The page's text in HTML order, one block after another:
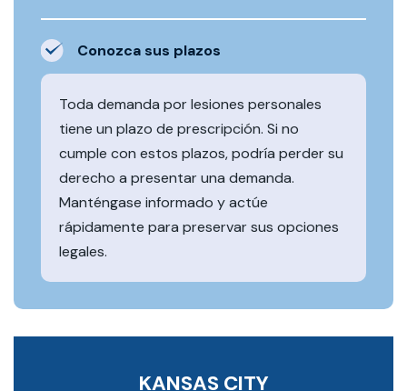
Conozca sus plazos
Toda demanda por lesiones personales
tiene un plazo de prescripción. Si no
cumple con estos plazos, podría perder su
derecho a presentar una demanda.
Manténgase informado y actúe
rápidamente para preservar sus opciones
legales.
KANSAS CITY